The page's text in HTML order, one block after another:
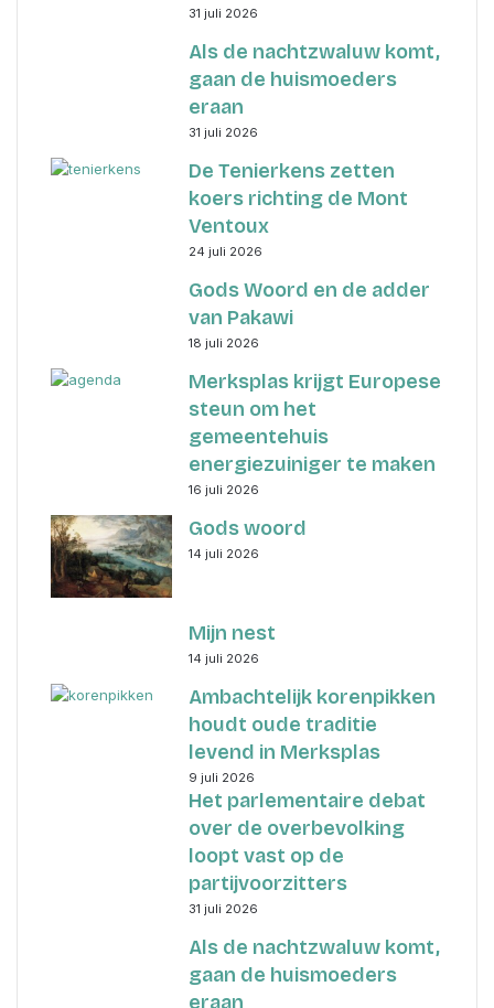
31 juli 2026
Als de nachtzwaluw komt,
gaan de huismoeders
eraan
31 juli 2026
De Tenierkens zetten
koers richting de Mont
Ventoux
24 juli 2026
Gods Woord en de adder
van Pakawi
18 juli 2026
Merksplas krijgt Europese
steun om het
gemeentehuis
energiezuiniger te maken
16 juli 2026
Gods woord
14 juli 2026
Mijn nest
14 juli 2026
Ambachtelijk korenpikken
houdt oude traditie
levend in Merksplas
9 juli 2026
Het parlementaire debat
over de overbevolking
loopt vast op de
partijvoorzitters
31 juli 2026
Als de nachtzwaluw komt,
gaan de huismoeders
eraan